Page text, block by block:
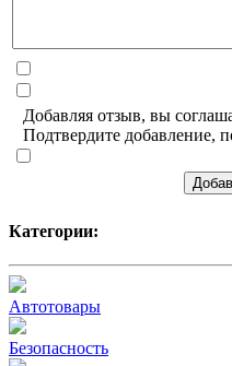
Добавляя отзыв, вы
Подтвердите добавление,
Категории:
Автотовары
Безопасность